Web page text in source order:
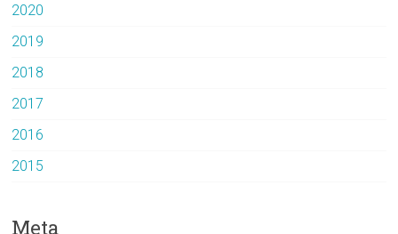
2020
2019
2018
2017
2016
2015
Meta